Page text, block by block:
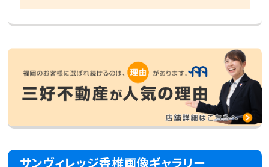
サンヴィレッジ香椎画像ギャラリー